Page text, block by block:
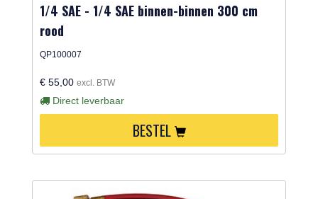
1/4 SAE - 1/4 SAE binnen-binnen 300 cm
rood
QP100007
€ 55,00 excl. BTW
Direct leverbaar
BESTEL